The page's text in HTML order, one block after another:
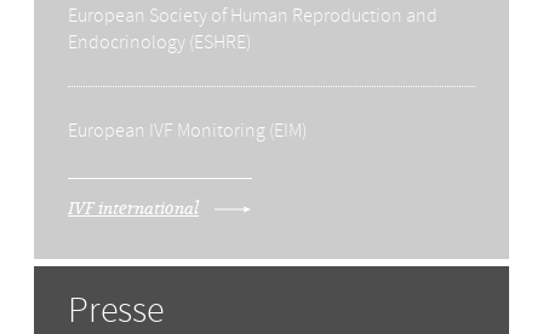
European Society of Human Reproduction and
Endocrinology (ESHRE)
European IVF Monitoring (EIM)
IVF international
Presse